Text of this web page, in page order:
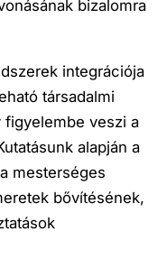
bizalomra
integrációja
társadalmi
figyelembe veszi a
alapján a
mesterséges
bővítésének,